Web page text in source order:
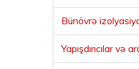
Bünövrə
Yapışdırıcılar və